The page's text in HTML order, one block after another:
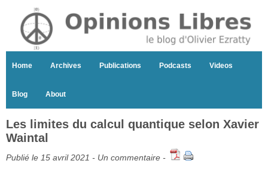
Home Archives Publications Podcasts Videos
Blog About
Les limites du calcul quantique selon Xavier
Waintal
Publié le 15 avril 2021 - Un commentaire -